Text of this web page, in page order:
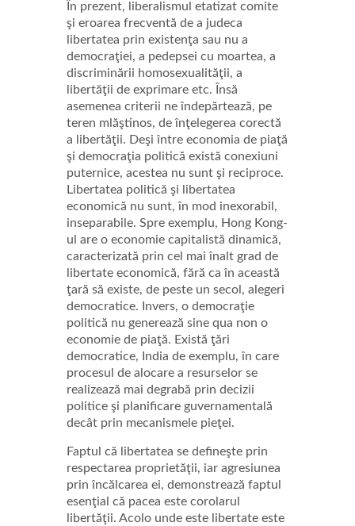
În prezent, liberalismul etatizat comite
şi eroarea frecventă de a judeca
libertatea prin existenţa sau nu a
democraţiei, a pedepsei cu moartea, a
discriminării homosexualităţii, a
libertăţii de exprimare etc. Însă
asemenea criterii ne îndepărtează, pe
teren mlăştinos, de înţelegerea corectă
a libertăţii. Deşi între economia de piaţă
şi democraţia politică există conexiuni
puternice, acestea nu sunt şi reciproce.
Libertatea politică şi libertatea
economică nu sunt, în mod inexorabil,
inseparabile. Spre exemplu, Hong Kong-
ul are o economie capitalistă dinamică,
caracterizată prin cel mai înalt grad de
libertate economică, fără ca în această
ţară să existe, de peste un secol, alegeri
democratice. Invers, o democraţie
politică nu generează sine qua non o
economie de piaţă. Există ţări
democratice, India de exemplu, în care
procesul de alocare a resurselor se
realizează mai degrabă prin decizii
politice şi planificare guvernamentală
decât prin mecanismele pieţei.
Faptul că libertatea se defineşte prin
respectarea proprietăţii, iar agresiunea
prin încălcarea ei, demonstrează faptul
esenţial că pacea este corolarul
libertăţii. Acolo unde este libertate este